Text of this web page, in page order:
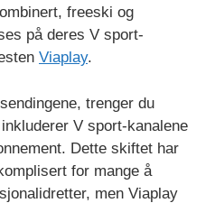
freeski og
på deres V sport-
Viaplay.
trenger du
V sport-kanalene
Dette skiftet har
for mange å
men Viaplay